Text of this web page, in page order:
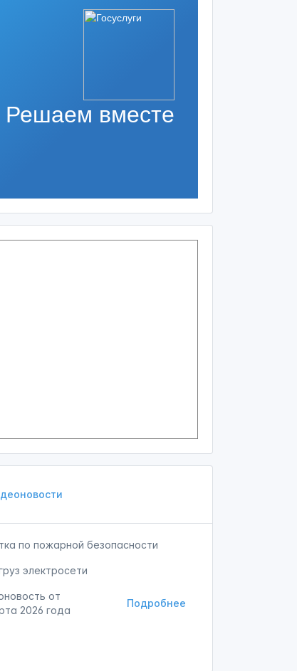
Решаем вместе
по пожарной безопасности
электросети
Подробнее
от
2026 года